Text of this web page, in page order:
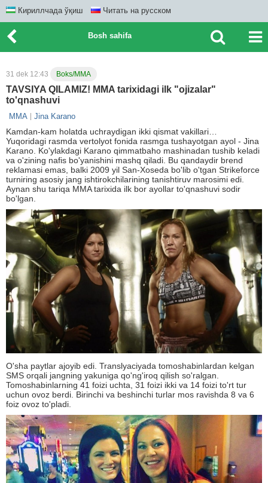
Кириллчада ўқиш Читать на русском
Bosh sahifa
31 dek 12:43 Boks/MMA
TAVSIYA QILAMIZ! MMA tarixidagi ilk "ojizalar"
to'qnashuvi
MMA Jina Karano
Kamdan-kam holatda uchraydigan ikki qismat vakillari…
Yuqoridagi rasmda vertolyot fonida rasmga tushayotgan ayol - Jina
Karano. Ko'ylakdagi Karano qimmatbaho mashinadan tushib keladi
va o'zining nafis bo'yanishini mashq qiladi. Bu qandaydir brend
reklamasi emas, balki 2009 yil San-Xoseda bo'lib o'tgan Strikeforce
turniring asosiy jang ishtirokchilarining tanishtiruv marosimi edi.
Aynan shu tariqa MMA tarixida ilk bor ayollar to'qnashuvi sodir
bo'lgan.
O'sha paytlar ajoyib edi. Translyaciyada tomoshabinlardan kelgan
SMS orqali jangning yakuniga qo'ng'iroq qilish so'ralgan.
Tomoshabinlarning 41 foizi uchta, 31 foizi ikki va 14 foizi to'rt tur
uchun ovoz berdi. Birinchi va beshinchi turlar mos ravishda 8 va 6
foiz ovoz to'pladi.